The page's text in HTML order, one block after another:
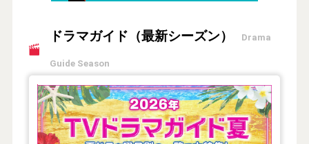
ドラマガイド（最新シーズン） Drama
Guide Season
【2026年夏】TVドラマガイド